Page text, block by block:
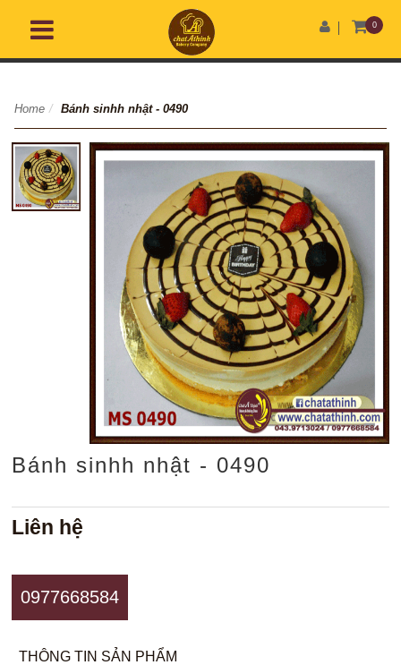
0
Home / Bánh sinhh nhật - 0490
Bánh sinhh nhật - 0490
Liên hệ
0977668584
THÔNG TIN SẢN PHẨM